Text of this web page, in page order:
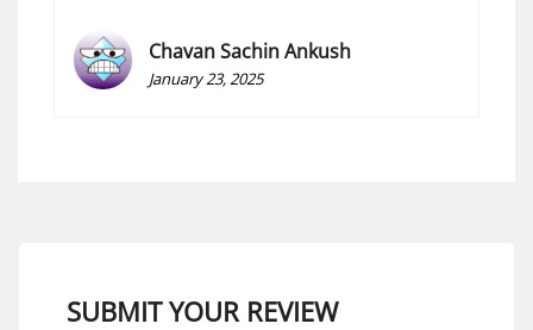
Chavan Sachin Ankush
January 23, 2025
SUBMIT YOUR REVIEW